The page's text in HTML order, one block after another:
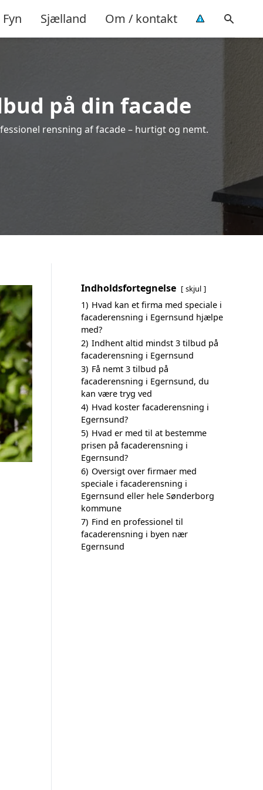
Fyn Sjælland Om / kontakt
på din facade
rensning af facade – hurtigt og nemt.
Indholdsfortegnelse skjul
1) Hvad kan et firma med speciale i
facaderensning i Egernsund hjælpe
med?
2) Indhent altid mindst 3 tilbud på
facaderensning i Egernsund
3) Få nemt 3 tilbud på
facaderensning i Egernsund, du
kan være tryg ved
4) Hvad koster facaderensning i
Egernsund?
5) Hvad er med til at bestemme
prisen på facaderensning i
Egernsund?
6) Oversigt over firmaer med
speciale i facaderensning i
Egernsund eller hele Sønderborg
kommune
7) Find en professionel til
facaderensning i byen nær
Egernsund